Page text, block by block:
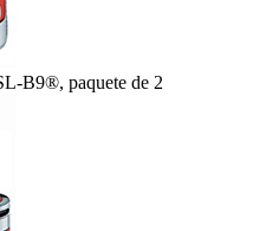
B9®, paquete de 2